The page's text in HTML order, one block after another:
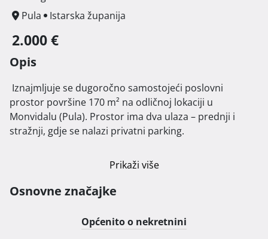
Pula
Istarska županija
2.000 €
Opis
prostor površine 170 m² na odličnoj lokaciji u
Monvidalu (Pula). Prostor ima dva ulaza – prednji i
stražnji, gdje se nalazi privatni parking.
Trenutno je u funkciji ureda, no iznajmljuje se bez
fotografijama.
Prostor se nalazi na raskrižju između Grožnjanske
ulice i Ulice Petra Studenca na monvidalu
Prikaži više
Osnovne značajke
Općenito o nekretnini